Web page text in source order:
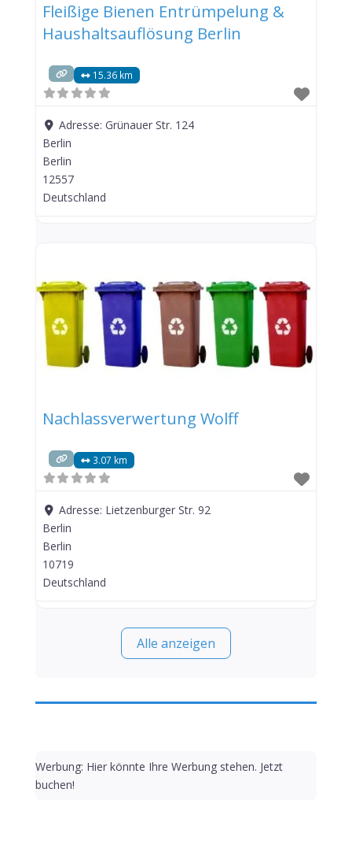
Fleißige Bienen Entrümpelung &
Haushaltsauflösung Berlin
15.36 km
Adresse:Grünauer Str. 124
Berlin
Berlin
12557
Deutschland
Nachlassverwertung Wolff
3.07 km
Adresse: Lietzenburger Str. 92
Berlin
Berlin
10719
Deutschland
Alle anzeigen
Werbung: Hier könnte Ihre Werbung stehen. Jetzt
buchen!